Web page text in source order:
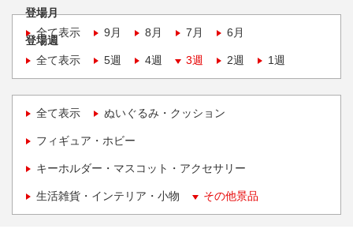
登場月
全て表示
9月 8月 7月 6月
登場週
全て表示
5週 4週 3週 2週 1週
全て表示 ぬいぐるみ・クッション
フィギュア・ホビー
キーホルダー・マスコット・アクセサリー
生活雑貨・インテリア・小物 その他景品